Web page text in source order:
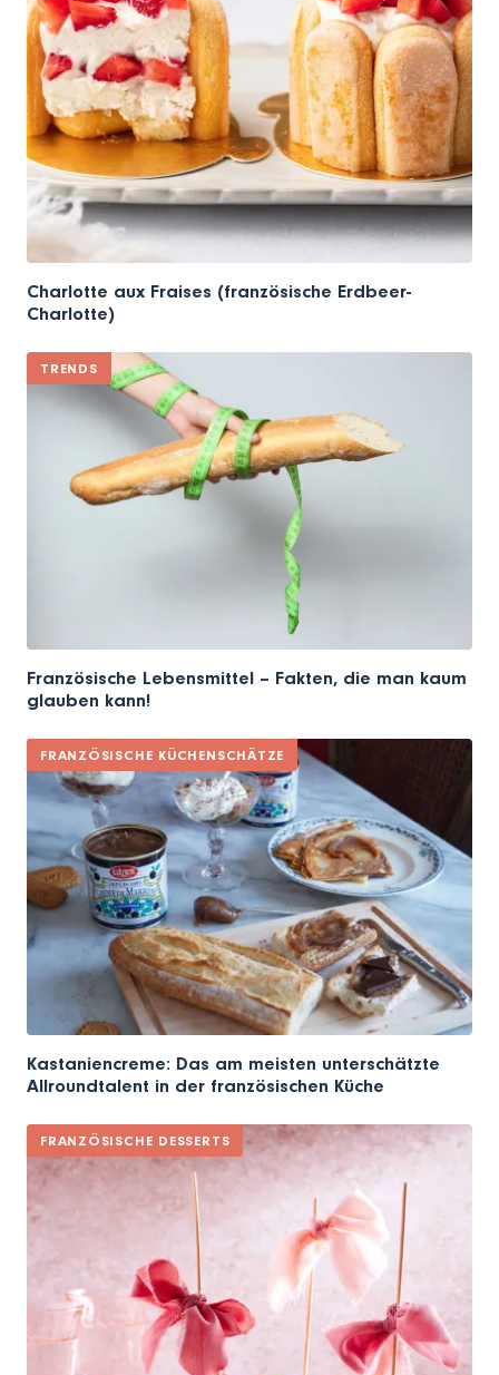
Charlotte aux Fraises (französische Erdbeer-
Charlotte)
TRENDS
Französische Lebensmittel – Fakten, die man kaum
glauben kann!
FRANZÖSISCHE KÜCHENSCHÄTZE
Kastaniencreme: Das am meisten unterschätzte
Allroundtalent in der französischen Küche
FRANZÖSISCHE DESSERTS